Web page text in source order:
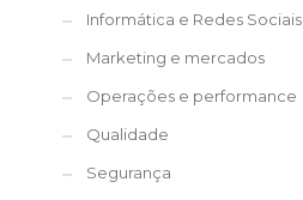
Informática e Redes Sociais
Marketing e mercados
Operações e performance
Qualidade
Segurança